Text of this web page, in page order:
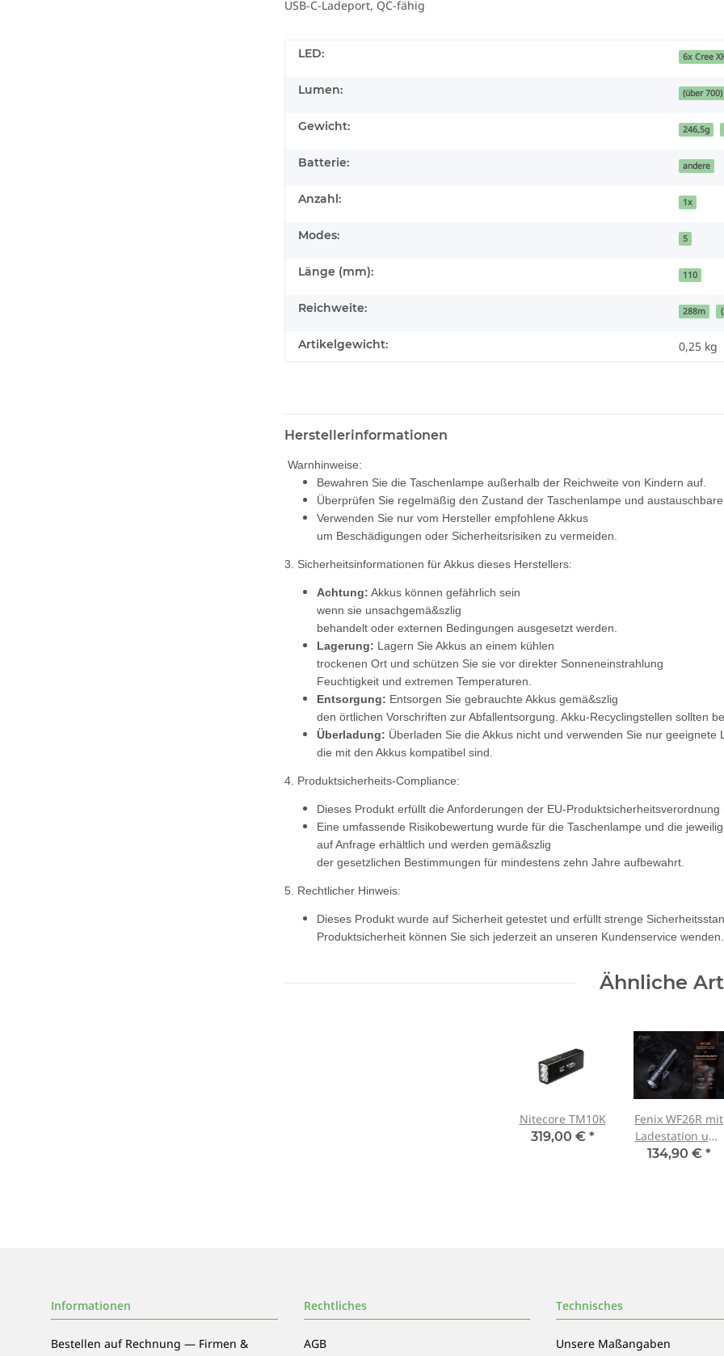
USB-C-Ladeport, QC-fähig
LED: 6x Cree
Lumen: (über 700)
Gewicht: 246,5g
Batterie: andere
Anzahl: 1x
Modes: 5
Länge (mm): 110
Reichweite: 288m
Artikelgewicht: 0,25 kg
Herstellerinformationen
Warnhinweise:
Bewahren Sie die Taschenlampe außerhalb der Reichweite von Kindern auf.
Überprüfen Sie regelmäßig den Zustand der Taschenlampe und
Verwenden Sie nur vom Hersteller empfohlene Akkus
um Beschädigungen oder Sicherheitsrisiken zu vermeiden.
3. Sicherheitsinformationen für Akkus dieses Herstellers:
Achtung: Akkus können gefährlich sein
wenn sie unsachgemä&szlig
behandelt oder externen Bedingungen ausgesetzt werden.
Lagerung: Lagern Sie Akkus an einem kühlen
trockenen Ort und schützen Sie sie vor direkter Sonneneinstrahlung
Feuchtigkeit und extremen Temperaturen.
Entsorgung: Entsorgen Sie gebrauchte Akkus gemä&szlig
den örtlichen Vorschriften zur Abfallentsorgung. Akku-Recyclingstellen sollten
Überladung: Überladen Sie die Akkus nicht und verwenden Sie nur geeignete
die mit den Akkus kompatibel sind.
4. Produktsicherheits-Compliance:
Dieses Produkt erfüllt die Anforderungen der EU-Produktsicherheitsverordnung
Eine umfassende Risikobewertung wurde für die Taschenlampe und die
auf Anfrage erhältlich und werden gemä&szlig
der gesetzlichen Bestimmungen für mindestens zehn Jahre aufbewahrt.
5. Rechtlicher Hinweis:
Dieses Produkt wurde auf Sicherheit getestet und erfüllt strenge
Produktsicherheit können Sie sich jederzeit an unseren Kundenservice wenden.
Ähnliche
Nitecore TM10K
319,00 € *
Fenix WF26R mit
Ladestation und
Akku
134,90 € *
Informationen
Bestellen auf Rechnung — Firmen &
Rechtliches
AGB
Technisches
Unsere Maßangaben